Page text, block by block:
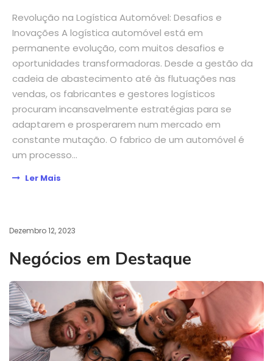
Revolução na Logística Automóvel: Desafios e
Inovações A logística automóvel está em
permanente evolução, com muitos desafios e
oportunidades transformadoras. Desde a gestão da
cadeia de abastecimento até às flutuações nas
vendas, os fabricantes e gestores logísticos
procuram incansavelmente estratégias para se
adaptarem e prosperarem num mercado em
constante mutação. O fabrico de um automóvel é
um processo...
Ler Mais
Dezembro 12, 2023
Negócios em Destaque